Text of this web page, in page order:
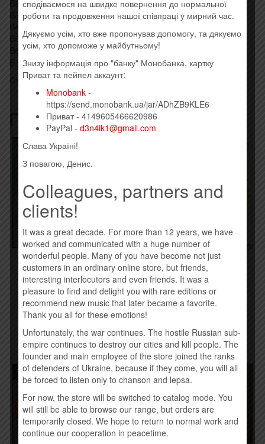
B2 Stone Cold Bush 2:58
B3 Fire 2:20
B5 Punk Rock Classic 1:37
B6 Sexy Mexican Maid 3:40
B7 Johnny, Kick A Hole In The Sky 5:08
Стиль: Alternative Rock, Funk Metal
Похожие товары
BAHROMA – ИПИ (2015)
(EP)
250,00грн.
Купить
CБОРНИК – ВЕЧЕРИНКА
18+ (2015)
190,00грн.
Товар закінчився!
сподіваємося на швидке повернення до нормальної
роботи та продовження нашої співпраці у мирний час.
Дякуємо усім, хто вже пропонував допомогу, та дякуємо
усім, хто допоможе у майбутньому!
Знизу інформація про "банку" Монобанка, картку
Приват та пейпел аккаунт:
Monobank -
https://send.monobank.ua/jar/ADhZB9KLE6
Приват - 4149605466620986
PayPal - d3n4ik1@gmail.com
Слава Україні!
З повагою, Денис.
Colleagues, partners and
clients!
It was a great decade. For more than 12 years, we have
worked and communicated with a huge number of
wonderful people. Many of you have become not just
customers in an ordinary online store, but friends,
interesting interlocutors and even friends. It was a
pleasure to find and delight you with rare editions or
recommend new music that later became a favorite.
Thank you all for these emotions!
Unfortunately, the war continues. The hostile Russian sub-
empire continues to destroy our cities and kill people. The
founder and main employee of the store joined the ranks
of defenders of Ukraine, because if they come, you will all
be forced to listen only to chanson and lepsa.
For now, the store will be switched to catalog mode. You
will still be able to browse our range, but orders are
temporarily closed. We hope to return to normal work and
continue our cooperation in peacetime.